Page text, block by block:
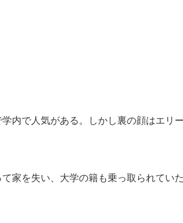
内で人気がある。しかし裏の顔はエリ
家を失い、大学の籍も乗っ取られてい